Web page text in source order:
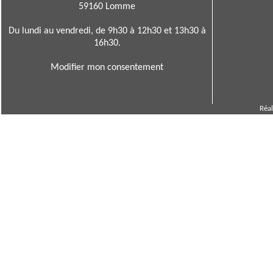
59160 Lomme
Du lundi au vendredi, de 9h30 à 12h30 et 13h30 à
16h30.
Modifier mon consentement